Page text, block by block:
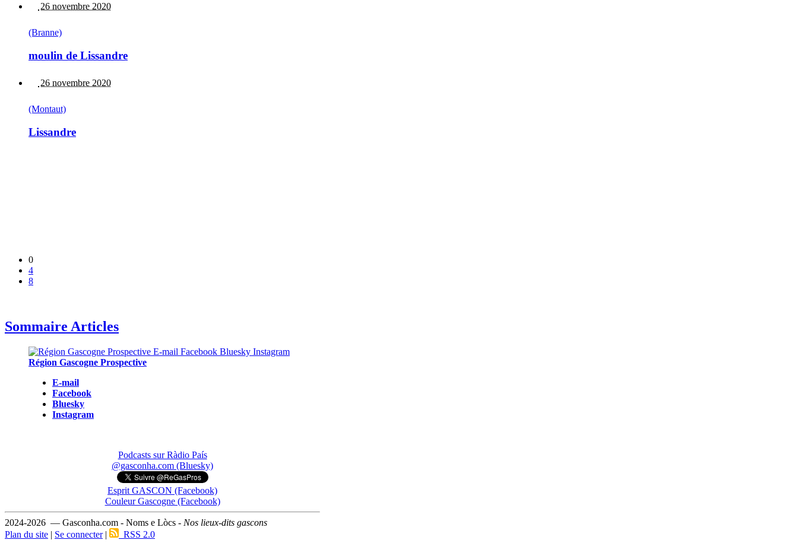
26 novembre 2020
(Branne)
moulin de Lissandre
26 novembre 2020
(Montaut)
Lissandre
0
4
8
Sommaire Articles
Région Gascogne Prospective
E-mail
Facebook
Bluesky
Instagram
Podcasts sur Ràdio País
@gasconha.com (Bluesky)
Esprit GASCON (Facebook)
Couleur Gascogne (Facebook)
2024-2026 — Gasconha.com - Noms e Lòcs - Nos lieux-dits gascons
Plan du site | Se connecter| RSS 2.0